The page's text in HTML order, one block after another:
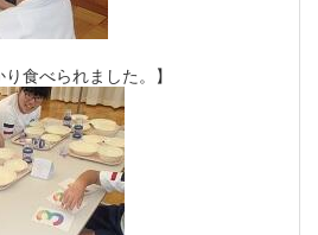
食べられました。】